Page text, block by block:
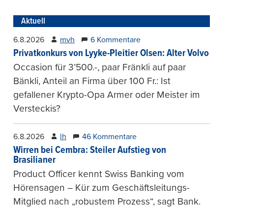
Aktuell
6.8.2026 mvh 6 Kommentare
Privatkonkurs von Lyyke-Pleitier Olsen: Alter Volvo
Occasion für 3’500.-, paar Fränkli auf paar
Bänkli, Anteil an Firma über 100 Fr.: Ist
gefallener Krypto-Opa Armer oder Meister im
Versteckis?
6.8.2026 lh 46 Kommentare
Wirren bei Cembra: Steiler Aufstieg von
Brasilianer
Product Officer kennt Swiss Banking vom
Hörensagen – Kür zum Geschäftsleitungs-
Mitglied nach „robustem Prozess“, sagt Bank.